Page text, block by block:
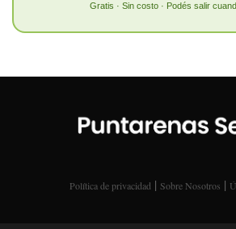
Gratis · Sin costo · Podés salir
Política de privacidad | Sobre Nosotros |